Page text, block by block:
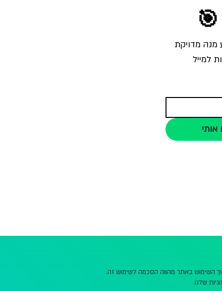
למייל
אותי
השימוש באתר מהווה הסכמה לשימוש זה.
שלנו.